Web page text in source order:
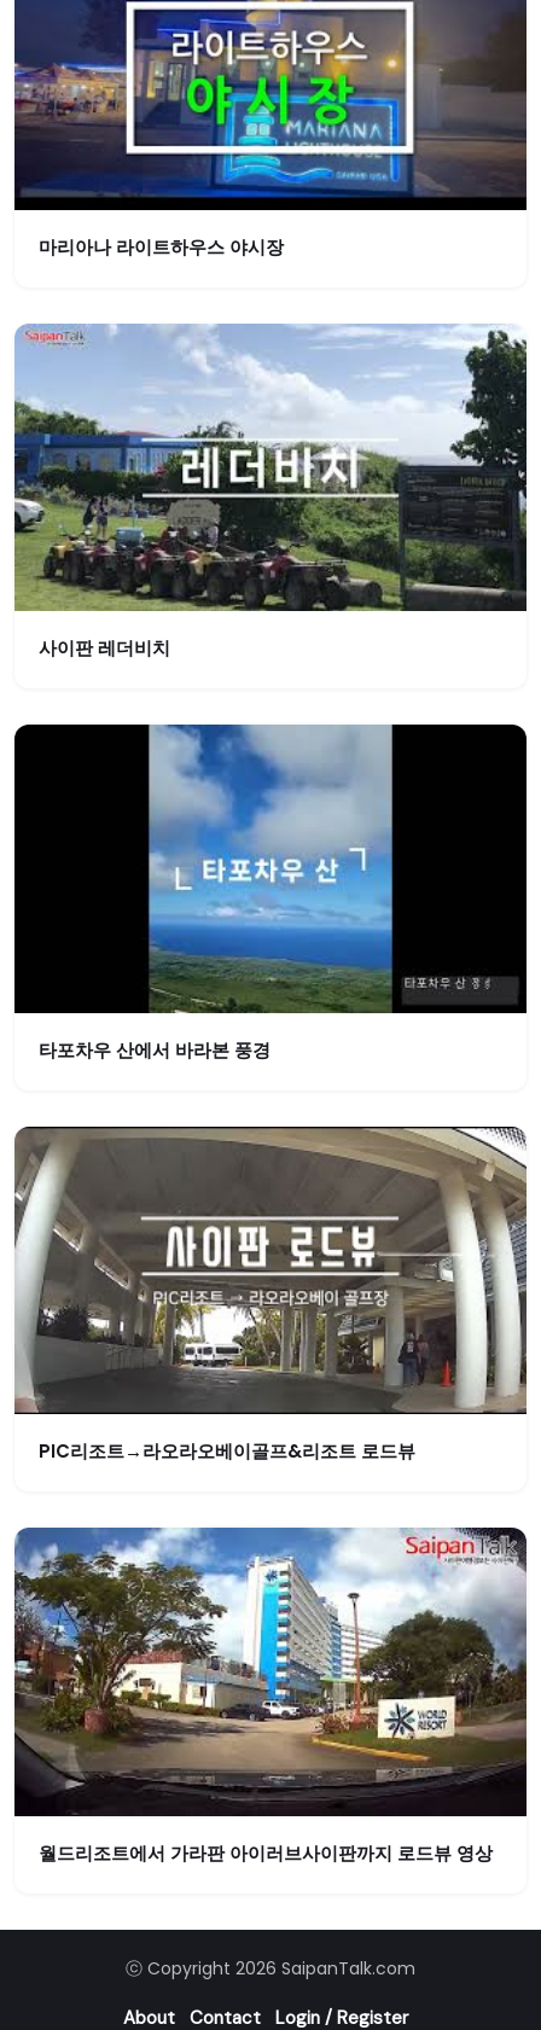
마리아나 라이트하우스 야시장
사이판 레더비치
타포차우 산에서 바라본 풍경
PIC리조트→라오라오베이골프&리조트 로드뷰
월드리조트에서 가라판 아이러브사이판까지 로드뷰 영상
ⓒ Copyright 2026 SaipanTalk.com
About Contact Login / Register